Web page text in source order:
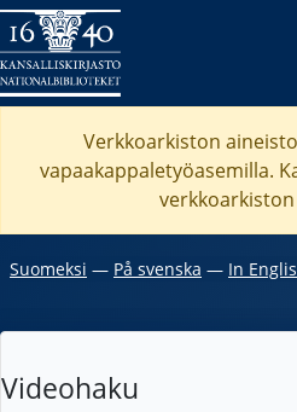
Verkkoarkiston
vapaakappaletyöasemilla.
Suomeksi ― På svenska ― In
Videohaku